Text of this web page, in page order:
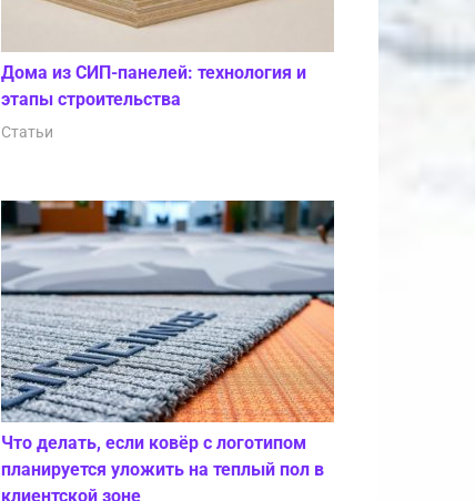
Дома из СИП-панелей: технология и
этапы строительства
Статьи
Что делать, если ковёр с логотипом
планируется уложить на теплый пол в
клиентской зоне